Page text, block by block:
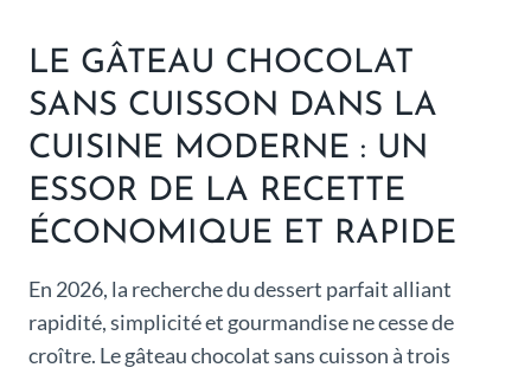
LE GÂTEAU CHOCOLAT
SANS CUISSON DANS LA
CUISINE MODERNE : UN
ESSOR DE LA RECETTE
ÉCONOMIQUE ET RAPIDE
En 2026, la recherche du dessert parfait alliant
rapidité, simplicité et gourmandise ne cesse de
croître. Le gâteau chocolat sans cuisson à trois